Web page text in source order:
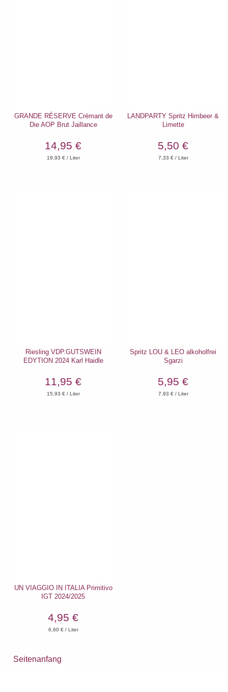
GRANDE RÉSERVE Crémant de
Die AOP Brut Jaillance
14,95 €
19,93 € / Liter
LANDPARTY Spritz Himbeer &
Limette
5,50 €
7,33 € / Liter
Riesling VDP.GUTSWEIN
EDYTION 2024 Karl Haidle
11,95 €
15,93 € / Liter
Spritz LOU & LEO alkoholfrei
Sgarzi
5,95 €
7,93 € / Liter
UN VIAGGIO IN ITALIA Primitivo
IGT 2024/2025
4,95 €
6,60€ / Liter
Seitenanfang